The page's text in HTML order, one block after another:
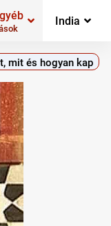
India
mit és hogyan kap